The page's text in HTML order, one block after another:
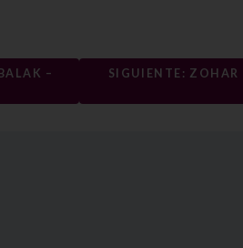
–
SIGUIENTE: